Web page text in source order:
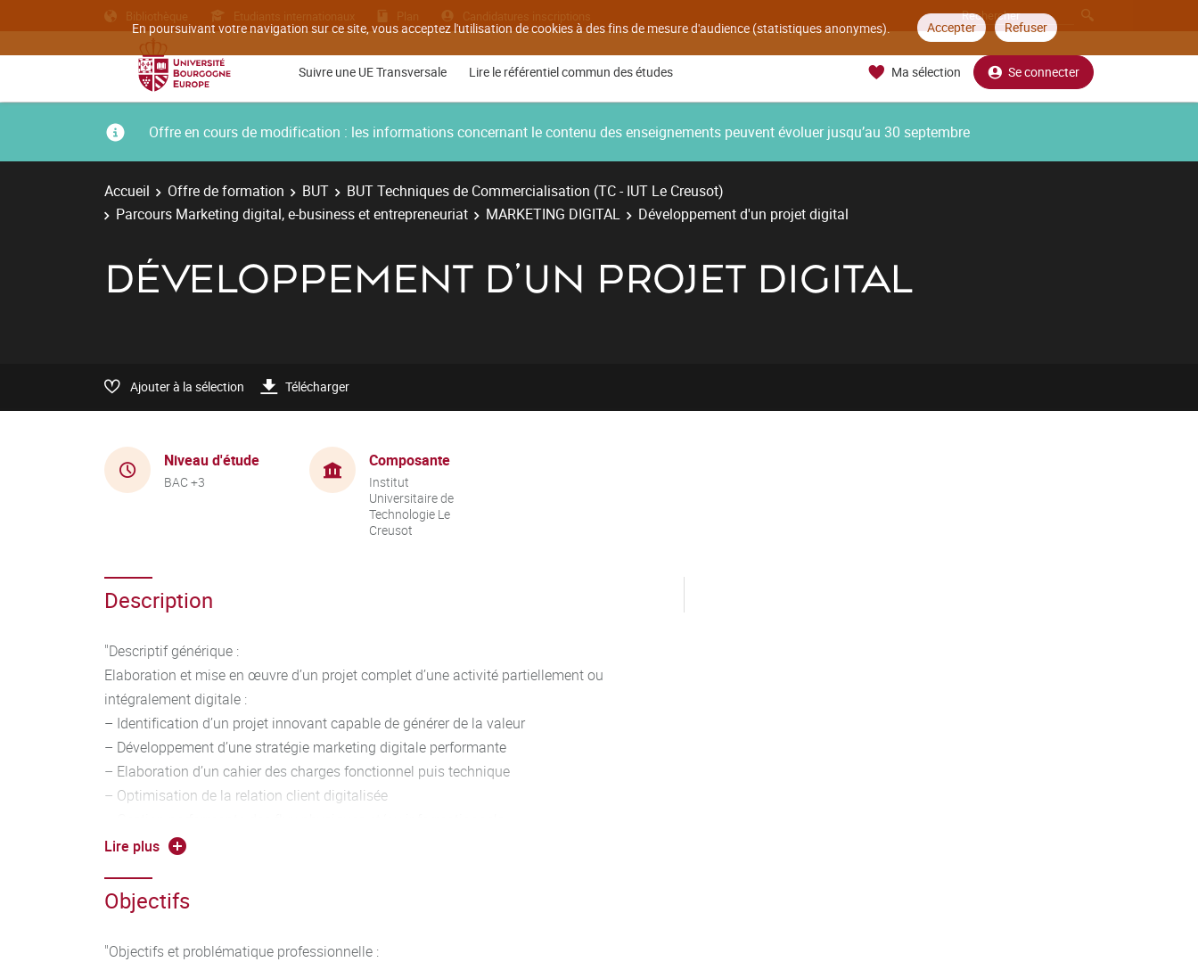
En poursuivant votre navigation sur ce site, vous acceptez l'utilisation de cookies à des fins de mesure d'audience (statistiques anonymes). Accepter Refuser
Bibliothèque Etudiants internationaux Plan Candidatures inscriptions
Suivre une UE Transversale Lire le référentiel commun des études Ma sélection Se connecter
Offre en cours de modification : les informations concernant le contenu des enseignements peuvent évoluer jusqu’au 30 septembre
Accueil Offre de formation BUT
BUT Techniques de Commercialisation (TC - IUT Le Creusot)
Parcours Marketing digital, e-business et entrepreneuriat
MARKETING DIGITAL Développement d'un projet digital
DÉVELOPPEMENT D'UN PROJET DIGITAL
Ajouter à la sélection Télécharger
Niveau d'étude
BAC +3
Composante
Institut
Universitaire de
Technologie Le
Creusot
Description
"Descriptif générique :
Elaboration et mise en œuvre d’un projet complet d’une activité partiellement ou
intégralement digitale :
– Identification d’un projet innovant capable de générer de la valeur
– Développement d’une stratégie marketing digitale performante
– Elaboration d’un cahier des charges fonctionnel puis technique
– Optimisation de la relation client digitalisée
Cette SAÉ peut être menée dans le cadre d’une création digitale complète."
Lire plus
Objectifs
"Objectifs et problématique professionnelle :